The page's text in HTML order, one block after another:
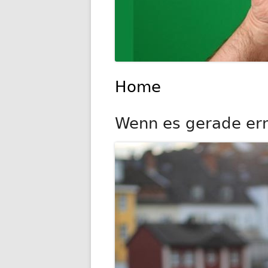
Home
Wenn es gerade